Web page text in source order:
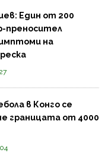
Един от 200
преносител
на
в Конго се
границата от 4000